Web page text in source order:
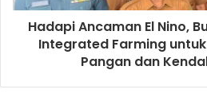
Hadapi Ancaman El Nino,
Integrated Farming
Pangan dan